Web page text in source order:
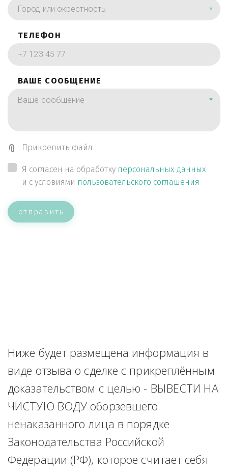
*
ТЕЛЕФОН
ВАШЕ СООБЩЕНИЕ
*
Прикрепить файл
Я согласен на обработку персональных данных
и с условиями пользовательского соглашения
отправить
Ниже будет размещена информация в
виде отзыва о сделке с прикреплённым
доказательством с целью - ВЫВЕСТИ НА
ЧИСТУЮ ВОДУ оборзевшего
ненаказанного лица в порядке
Законодательства Российской
Федерации (РФ), которое считает себя